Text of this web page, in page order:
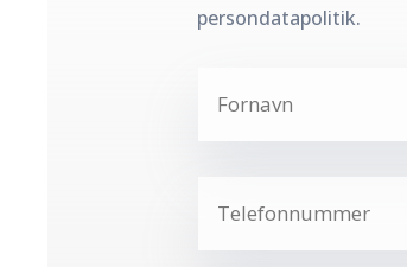
persondatapolitik.